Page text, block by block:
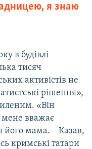
я знаю
в будівлі
тисяч
активістів не
рішення»,
«Він
мене вважає
його мама. ‒ Казав,
кримські татари